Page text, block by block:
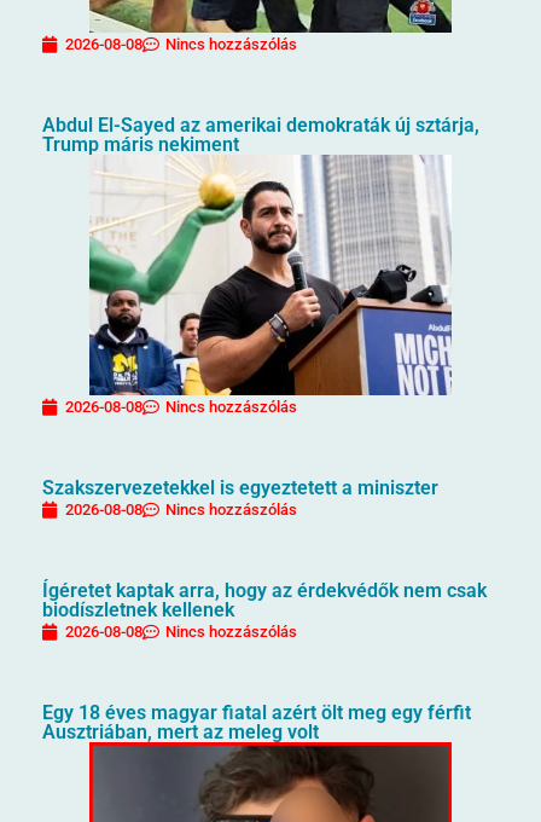
2026-08-08 Nincs hozzászólás
Abdul El-Sayed az amerikai demokraták új sztárja,
Trump máris nekiment
2026-08-08 Nincs hozzászólás
Szakszervezetekkel is egyeztetett a miniszter
2026-08-08 Nincs hozzászólás
Ígéretet kaptak arra, hogy az érdekvédők nem csak
biodíszletnek kellenek
2026-08-08 Nincs hozzászólás
Egy 18 éves magyar fiatal azért ölt meg egy férfit
Ausztriában, mert az meleg volt